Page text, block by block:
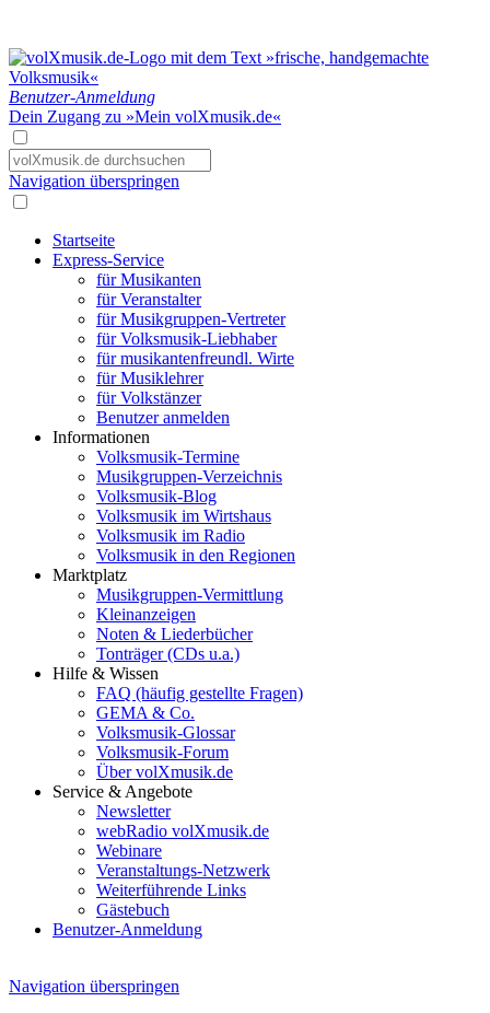
Benutzer-Anmeldung
Dein Zugang zu »Mein volXmusik.de«
Navigation überspringen
Startseite
Express-Service
für Musikanten
für Veranstalter
für Musikgruppen-Vertreter
für Volksmusik-Liebhaber
für musikantenfreundl. Wirte
für Musiklehrer
für Volkstänzer
Benutzer anmelden
Informationen
Volksmusik-Termine
Musikgruppen-Verzeichnis
Volksmusik-Blog
Volksmusik im Wirtshaus
Volksmusik im Radio
Volksmusik in den Regionen
Marktplatz
Musikgruppen-Vermittlung
Kleinanzeigen
Noten & Liederbücher
Tonträger (CDs u.a.)
Hilfe & Wissen
FAQ (häufig gestellte Fragen)
GEMA & Co.
Volksmusik-Glossar
Volksmusik-Forum
Über volXmusik.de
Service & Angebote
Newsletter
webRadio volXmusik.de
Webinare
Veranstaltungs-Netzwerk
Weiterführende Links
Gästebuch
Benutzer-Anmeldung
Navigation überspringen